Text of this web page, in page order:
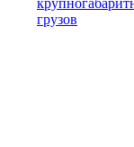
грузов